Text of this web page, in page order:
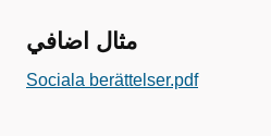
مثال اضافي
Sociala berättelser.pdf